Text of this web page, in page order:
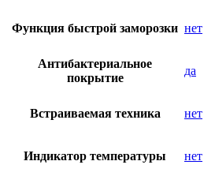
Функция быстрой заморозки нет
Антибактериальное
покрытие
да
Встраиваемая техника нет
Индикатор температуры нет